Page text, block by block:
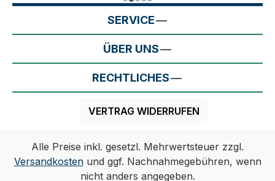
SERVICE
ÜBER UNS
RECHTLICHES
VERTRAG WIDERRUFEN
Alle Preise inkl. gesetzl. Mehrwertsteuer zzgl.
Versandkostenund ggf. Nachnahmegebühren, wenn
nicht anders angegeben.